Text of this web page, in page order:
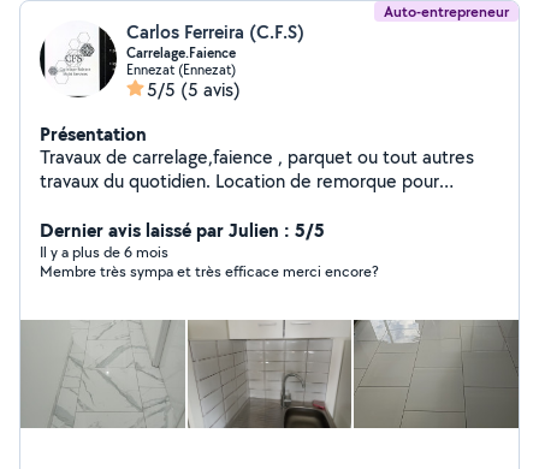
Auto-entrepreneur
Carlos Ferreira (C.F.S)
Carrelage.Faience
Ennezat (Ennezat)
5/5 (5 avis)
Présentation
Travaux de carrelage,faience , parquet ou tout autres
travaux du quotidien. Location de remorque pour
Dernier avis laissé par Julien : 5/5
Il y a plus de 6 mois
Membre très sympa et très efficace merci encore?